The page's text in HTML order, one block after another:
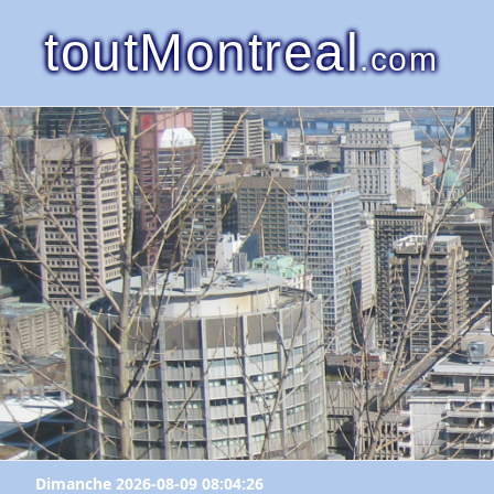
toutMontreal.com
Dimanche 2026-08-09 08:04:26